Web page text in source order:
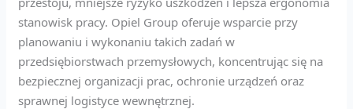
stanowisk pracy. Opiel Group oferuje wsparcie przy
planowaniu i wykonaniu takich zadań w
przedsiębiorstwach przemysłowych, koncentrując się na
bezpiecznej organizacji prac, ochronie urządzeń oraz
sprawnej logistyce wewnętrznej.